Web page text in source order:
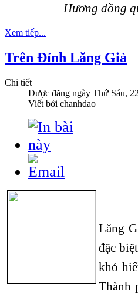
Hương đồng
Xem tiếp...
Trên Đỉnh Lăng Già
Chi tiết
Được đăng ngày Thứ Sáu,
Viết bởi chanhdao
Lăng
đặc
khó
Thành